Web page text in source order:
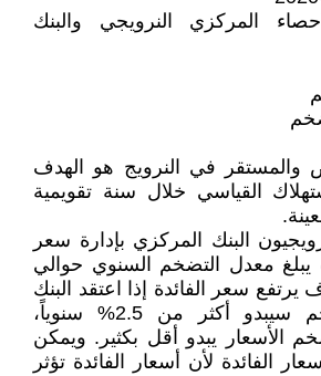
المركزي النرويجي والبنك
والمستقر في النرويج هو الهدف
القياسي خلال سنة تقويمية
البنك المركزي بإدارة سعر
يبلغ معدل التضخم السنوي حوالي
يرتفع سعر الفائدة إذا اعتقد البنك
المركزي أن التضخم سيبدو أكثر من 2.5% سنوياً،
الأسعار يبدو أقل بكثير. ويمكن
الفائدة لأن أسعار الفائدة تؤثر